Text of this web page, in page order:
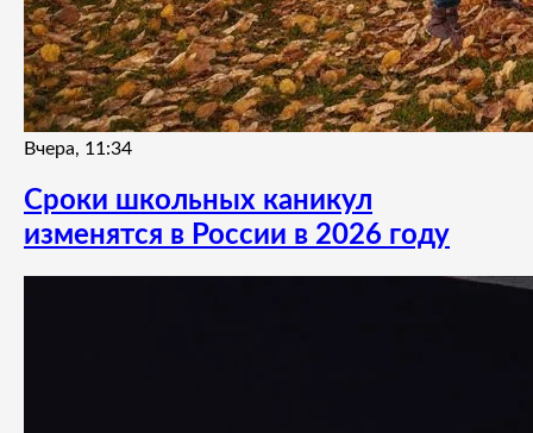
Вчера, 11:34
Сроки школьных каникул
изменятся в России в 2026 году